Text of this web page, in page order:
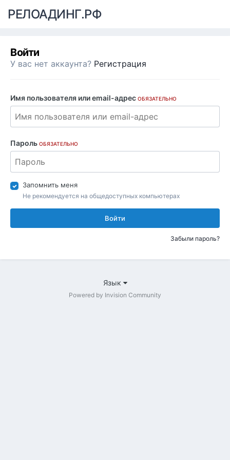
РЕЛОАДИНГ.РФ
Войти
У вас нет аккаунта? Регистрация
Имя пользователя или email-адрес ОБЯЗАТЕЛЬНО
Пароль ОБЯЗАТЕЛЬНО
Запомнить меня
Не рекомендуется на общедоступных компьютерах
Войти
Забыли пароль?
Язык
Powered by Invision Community